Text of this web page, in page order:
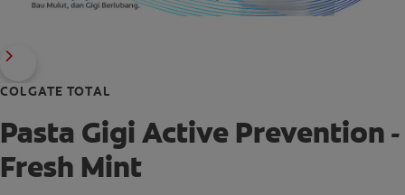
COLGATE TOTAL
Pasta Gigi Active Prevention -
Fresh Mint